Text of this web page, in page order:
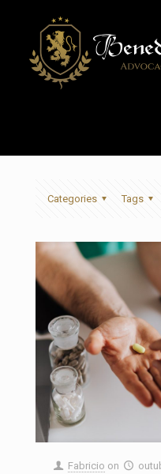
Categories Tags
Fabricio on